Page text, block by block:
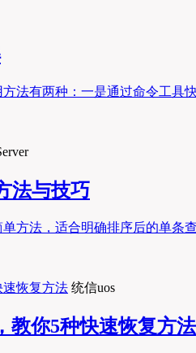
有两种：一是通过命令工具快
法与技巧
方法，适合明确排序后的单条
统信uos
教你5种快速恢复方法